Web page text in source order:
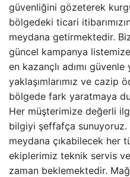
güvenliğini gözeterek
bölgedeki ticari
meydana getirmektedir.
güncel kampanya
en kazançlı adımı
yaklaşımlarımız ve cazip
bölgede fark yaratmaya
Her müşterimize değerli
bilgiyi şeffafça sunuyoruz.
meydana çıkabilecek her
ekiplerimiz teknik servis
zaman beklemektedir.